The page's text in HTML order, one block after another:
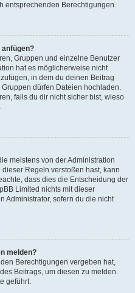
entsprechenden Berechtigungen.
anfügen?
Gruppen und einzelne Benutzer
hat es möglicherweise nicht
in dem du deinen Beitrag
dürfen Dateien hochladen.
falls du dir nicht sicher bist, wieso
meistens von der Administration
Regeln verstoßen hast, kann
dass dies die Entscheidung der
Limited nichts mit dieser
Administrator, sofern du die nicht
melden?
Berechtigungen vergeben hat,
Beitrags, um diesen zu melden.
geführt.